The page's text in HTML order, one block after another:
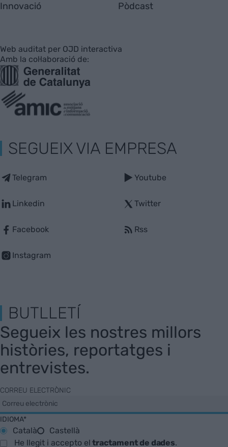
Innovació Pòdcast
Web auditat per OJD interactiva
Amb la col·laboració de:
SEGUEIX VIA EMPRESA
Telegram
Linkedin
Facebook
Instagram
Youtube
Twitter
Rss
BUTLLETÍ
Segueix les nostres millors
històries, reportatges i
entrevistes.
CORREU ELECTRÒNIC
IDIOMA*
Català
Castellà
He llegit i accepto eltractament de dades.